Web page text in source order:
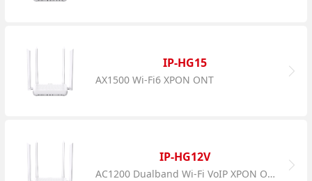
IP-HG15
AX1500 Wi-Fi6 XPON ONT
IP-HG12V
AC1200 Dualband Wi-Fi VoIP XPON ONT